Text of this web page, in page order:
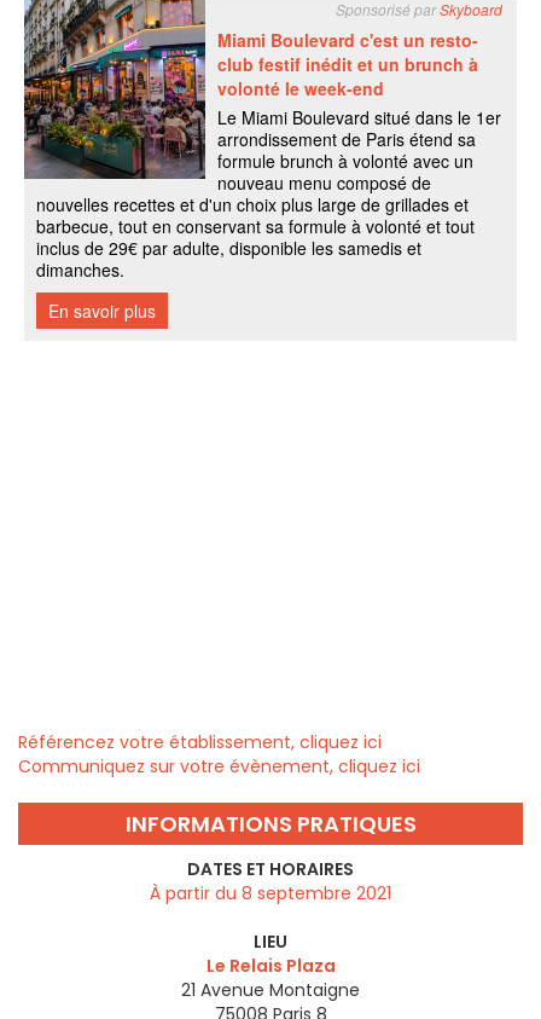
Référencez votre établissement, cliquez ici
Communiquez sur votre évènement, cliquez ici
INFORMATIONS PRATIQUES
DATES ET HORAIRES
À partir du 8 septembre 2021
LIEU
Le Relais Plaza
21 Avenue Montaigne